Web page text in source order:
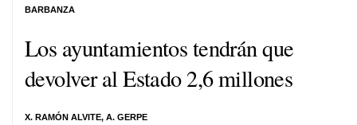
Los ayuntamientos tendrán que
devolver al Estado 2,6 millones
X. RAMÓN ALVITE, A. GERPE
BARBANZA